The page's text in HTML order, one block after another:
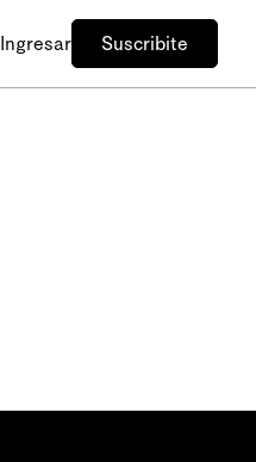
Ingresar Suscribite